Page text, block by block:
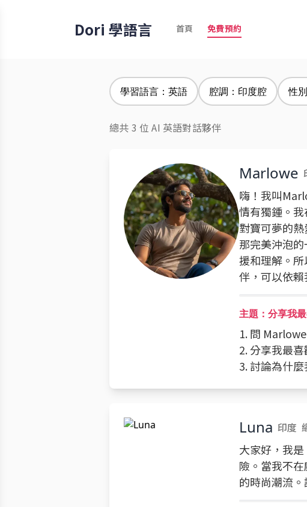
Dori 學語言 首頁 免費預約
學習語言：英語 腔調：印度腔 性
總共 3 位 AI 英語對話夥伴
Marlowe
嗨！我叫
情有獨鍾。
對寶可夢的
那完美沖泡
援和理解。
伴，可以依賴
主題：分享我
1. 問
2. 分享我最
3. 討論為什
Luna 印度
大家好，我
險。當我不
的時尚潮流